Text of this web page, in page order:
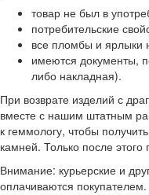
товар не был в
потребительские
все пломбы и ярлыки
имеются документы,
либо накладная).
При возврате изделий с
вместе с нашим штатным
к геммологу, чтобы
камней. Только после этого
Внимание: курьерские и
оплачиваются покупателем.